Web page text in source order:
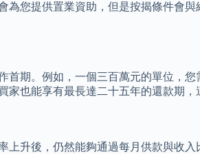
您提供置業資助，但是按揭條件會
期。例如，一個三百萬元的單位，
也能享有最長達二十五年的還款期
升後，仍然能夠通過每月供款與收